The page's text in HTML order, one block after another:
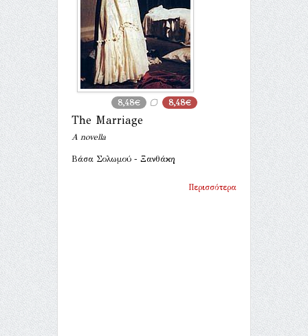
8,48€ 8,48€
The Marriage
A novella
Βάσα Σολωμού - Ξανθάκη
Περισσότερα